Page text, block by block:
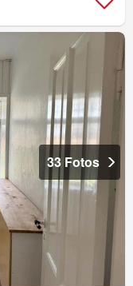
33 Fotos